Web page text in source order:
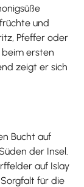
und
Pfeffer oder
beim ersten
zeigt er sich
Bucht auf
der Insel.
auf Islay
für die